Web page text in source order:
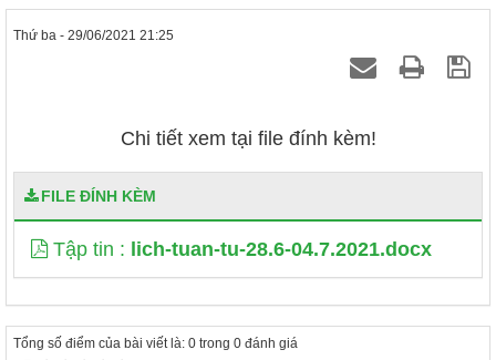
Thứ ba - 29/06/2021 21:25
Chi tiết xem tại file đính kèm!
FILE ĐÍNH KÈM
Tập tin : lich-tuan-tu-28.6-04.7.2021.docx
Tổng số điểm của bài viết là: 0 trong 0 đánh giá